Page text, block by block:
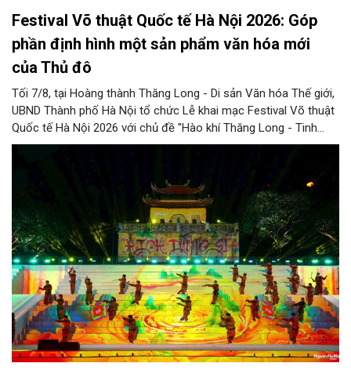
Festival Võ thuật Quốc tế Hà Nội 2026: Góp
phần định hình một sản phẩm văn hóa mới
của Thủ đô
Tối 7/8, tại Hoàng thành Thăng Long - Di sản Văn hóa Thế giới,
UBND Thành phố Hà Nội tổ chức Lễ khai mạc Festival Võ thuật
Quốc tế Hà Nội 2026 với chủ đề "Hào khí Thăng Long - Tinh
hoa võ Việt". Lần đầu tiên được tổ chức, Festival đánh dấu
hóa - thể thao mang tầm quốc tế, góp phần tôn vinh truyền
thống thượng võ dân tộc, quảng bá hình ảnh Hà Nội và thúc đẩy
giao lưu văn hóa, thể thao với bạn bè thế giới.